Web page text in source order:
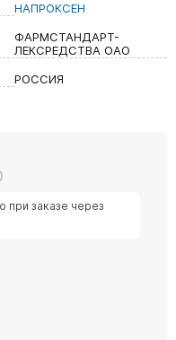
НАПРОКСЕН
ФАРМСТАНДАРТ-
ЛЕКСРЕДСТВА ОАО
РОССИЯ
при заказе через